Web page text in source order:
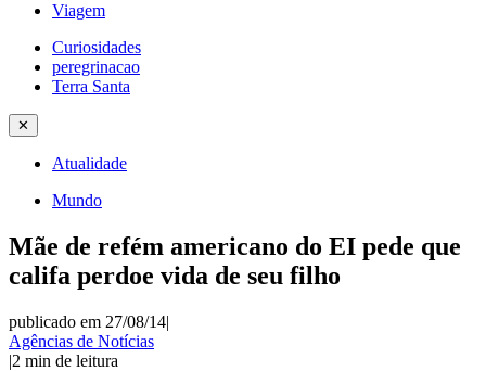
Viagem
Curiosidades
peregrinacao
Terra Santa
✕
Atualidade
Mundo
Mãe de refém americano do EI pede que
califa perdoe vida de seu filho
publicado em 27/08/14|
Agências de Notícias
|2 min de leitura